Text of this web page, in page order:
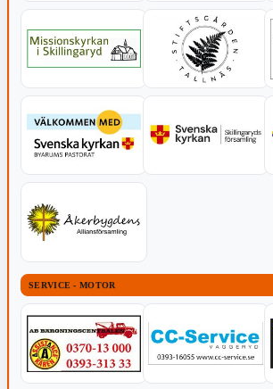
SERVICE - MOTOR